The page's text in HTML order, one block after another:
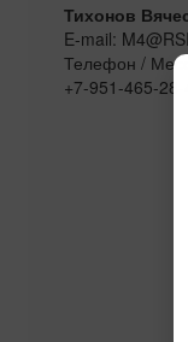
Тихонов
E-mail:
Телефон /
+7-951-465-28-